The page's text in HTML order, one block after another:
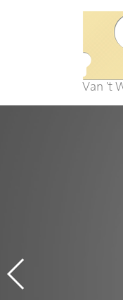
Van 't